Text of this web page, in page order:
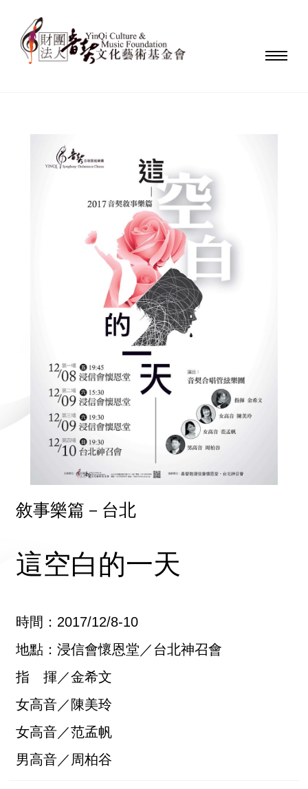
敘事樂篇－台北
這空白的一天
時間：2017/12/8-10
地點：浸信會懷恩堂／台北神召會
指 揮／金希文
女高音／陳美玲
女高音／范孟帆
男高音／周柏谷